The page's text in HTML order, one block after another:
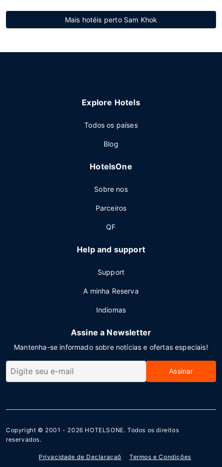
Mais hotéis perto Sam Khok
Explore Hotels
Todos os países
Blog
HotelsOne
Sobre nos
Parceiros
QF
Help and support
Support
A minha Reserva
Indiomas
Assine a Newsletter
Mantenha-se informado sobre notícias e ofertas especiais!
Assinar
Copyright © 2001 - 2026 HOTELSONE. Todos os direitos
reservados.
Privacidade de Declaraçaõ Termos e Condições